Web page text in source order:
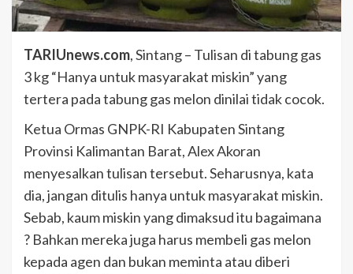
TARIUnews.com, Sintang – Tulisan di tabung gas
3 kg “Hanya untuk masyarakat miskin” yang
tertera pada tabung gas melon dinilai tidak cocok.
Ketua Ormas GNPK-RI Kabupaten Sintang
Provinsi Kalimantan Barat, Alex Akoran
menyesalkan tulisan tersebut. Seharusnya, kata
dia, jangan ditulis hanya untuk masyarakat miskin.
Sebab, kaum miskin yang dimaksud itu bagaimana
? Bahkan mereka juga harus membeli gas melon
kepada agen dan bukan meminta atau diberi